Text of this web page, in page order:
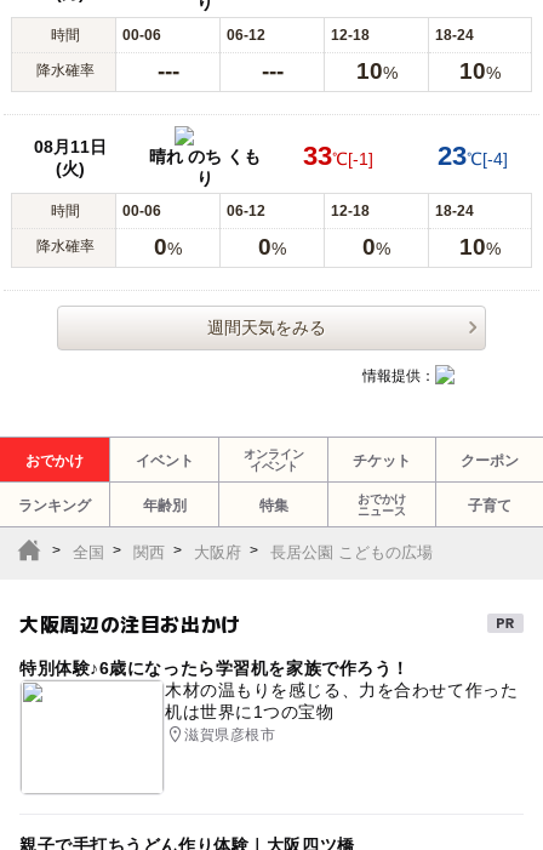
時間 00-06 06-12 12-18 18-24
降水確率 --- --- 10% 10%
08月11日
(火)
晴れ のち くも
り
33℃[-1] 23℃[-4]
時間 00-06 06-12 12-18 18-24
降水確率 0% 0% 0% 10%
週間天気をみる
情報提供：
おでかけ イベント
オンライン
イベント
チケット クーポン
ランキング 年齢別 特集
おでかけ
ニュース
子育て
全国 関西 大阪府 長居公園 こどもの広場
大阪周辺の注目お出かけ
特別体験♪6歳になったら学習机を家族で作ろう！
木材の温もりを感じる、力を合わせて作った
机は世界に1つの宝物
滋賀県彦根市
親子で手打ちうどん作り体験｜大阪四ツ橋